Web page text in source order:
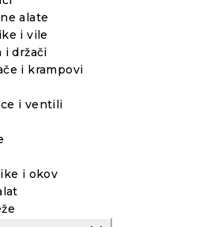
alate
i vile
i držači
i krampovi
i ventili
i okov